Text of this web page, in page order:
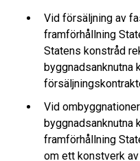
Vid försäljning av
framförhållning
Statens konstråd
byggnadsanknutna
Vid
byggnadsanknutna
framförhållning
om ett konstverk